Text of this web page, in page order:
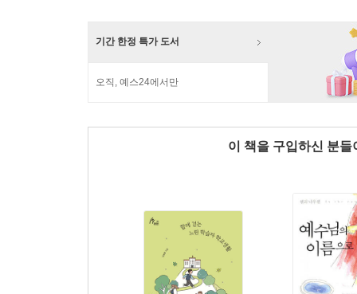
기간 한정 특가 도서
오직, 예스24에서만
이 책을 구입하신 분